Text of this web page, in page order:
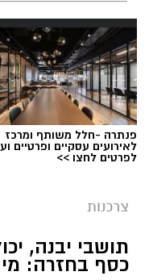
פנתרה -חלל משותף ומרכז
לאירועים עסקיים ופרטיים
לפרטים לחצו >>
צרכנות
תושבי יבנה,
כסף בחזרה: